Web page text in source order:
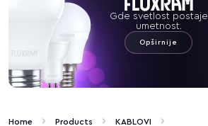
Gde svetlost postaje
umetnost.
Opširnije
Home Products
KABLOVI